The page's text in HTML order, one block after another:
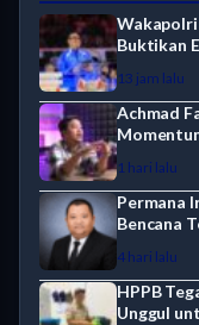
Buktikan
13 jam lalu
Achmad
1 hari lalu
Permana
Bencana
4 hari lalu
HPPB
Unggul